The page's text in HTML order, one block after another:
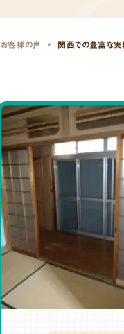
お客様の声 関西での豊富な実